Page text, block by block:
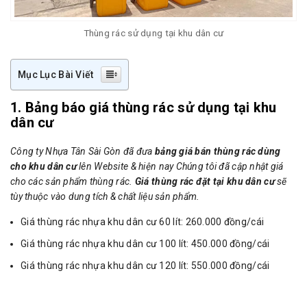
Thùng rác sử dụng tại khu dân cư
Mục Lục Bài Viết
1. Bảng báo giá thùng rác sử dụng tại khu
dân cư
Công ty Nhựa Tân Sài Gòn đã đưa bảng giá bán thùng rác dùng
cho khu dân cưlên Website & hiện nay Chúng tôi đã cập nhật giá
cho các sản phẩm thùng rác. Giá thùng rác đặt tại khu dân cưsẽ
tùy thuộc vào dung tích & chất liệu sản phẩm.
Giá thùng rác nhựa khu dân cư 60 lít: 260.000 đồng/cái
Giá thùng rác nhựa khu dân cư 100 lít: 450.000 đồng/cái
Giá thùng rác nhựa khu dân cư 120 lít: 550.000 đồng/cái